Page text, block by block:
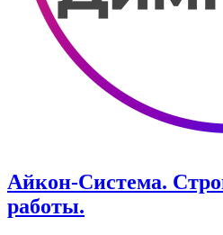
Айкон-Система.
работы.